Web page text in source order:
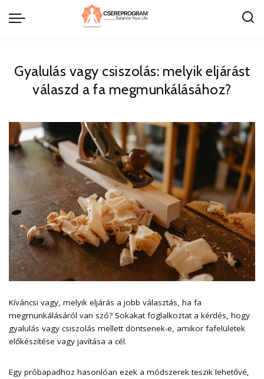
Gyalulás vagy csiszolás: melyik eljárást
válaszd a fa megmunkálásához?
Kíváncsi vagy, melyik eljárás a jobb választás, ha fa
megmunkálásáról van szó? Sokakat foglalkoztat a kérdés, hogy
gyalulás vagy csiszolás mellett döntsenek-e, amikor fafelületek
előkészítése vagy javítása a cél.
Egy próbapadhoz hasonlóan ezek a módszerek teszik lehetővé,